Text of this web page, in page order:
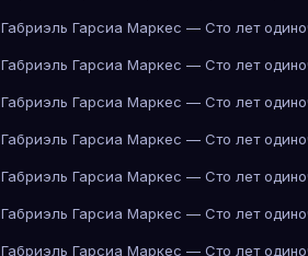
Габриэль Гарсиа Маркес — Сто лет
Габриэль Гарсиа Маркес — Сто лет
Габриэль Гарсиа Маркес — Сто лет
Габриэль Гарсиа Маркес — Сто лет
Габриэль Гарсиа Маркес — Сто лет
Габриэль Гарсиа Маркес — Сто лет
Габриэль Гарсиа Маркес — Сто лет